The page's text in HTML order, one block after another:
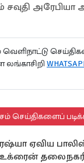
சவுதி
வெளிநாட்டு
செய்திகளைப்
ரஷ்யா ஏவிய
உக்ரைன்